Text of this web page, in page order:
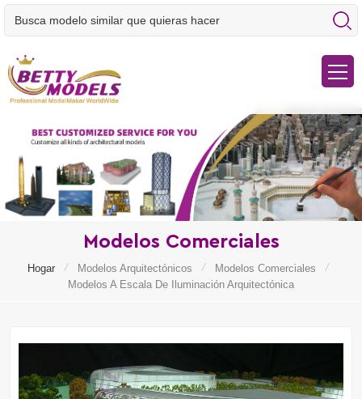
Modelos Comerciales
Hogar / Modelos Arquitectónicos / Modelos Comerciales
/
Modelos A Escala De Iluminación Arquitectónica